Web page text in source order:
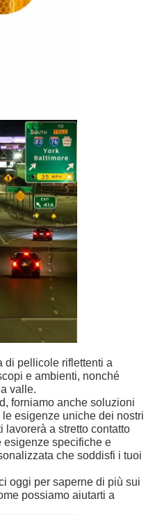
di pellicole riflettenti a
e ambienti, nonché
valle.
forniamo anche soluzioni
esigenze uniche dei nostri
lavorerà a stretto contatto
esigenze specifiche e
che soddisfi i tuoi
oggi per saperne di più sui
possiamo aiutarti a